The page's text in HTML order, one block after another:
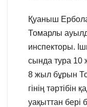
Қуаныш
Томарлы
инспекторы.
сында тура 10
8 жыл бұрын
гінің
уақыттан бері